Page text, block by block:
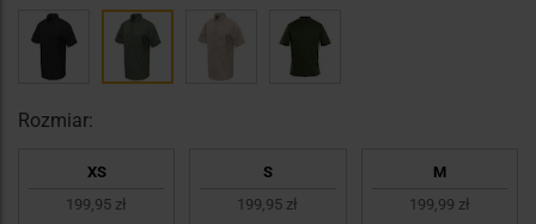
Rozmiar:
XS
199,95 zł
S
199,95 zł
M
199,99 zł